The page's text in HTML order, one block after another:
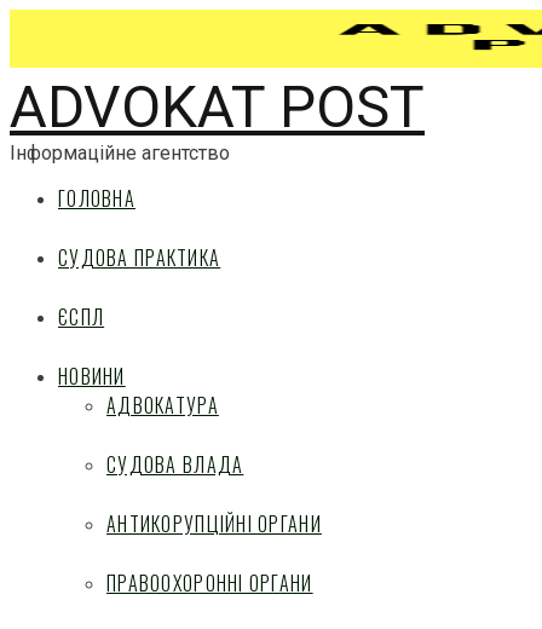
ADVOKAT POST
Інформаційне агентство
ГОЛОВНА
СУДОВА ПРАКТИКА
ЄСПЛ
НОВИНИ
АДВОКАТУРА
СУДОВА ВЛАДА
АНТИКОРУПЦІЙНІ ОРГАНИ
ПРАВООХОРОННІ ОРГАНИ